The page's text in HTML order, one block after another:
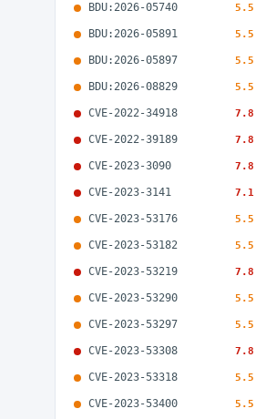
BDU:2026-05740 5.5
BDU:2026-05891 5.5
BDU:2026-05897 5.5
BDU:2026-08829 5.5
CVE-2022-34918 7.8
CVE-2022-39189 7.8
CVE-2023-3090 7.8
CVE-2023-3141 7.1
CVE-2023-53176 5.5
CVE-2023-53182 5.5
CVE-2023-53219 7.8
CVE-2023-53290 5.5
CVE-2023-53297 5.5
CVE-2023-53308 7.8
CVE-2023-53318 5.5
CVE-2023-53400 5.5